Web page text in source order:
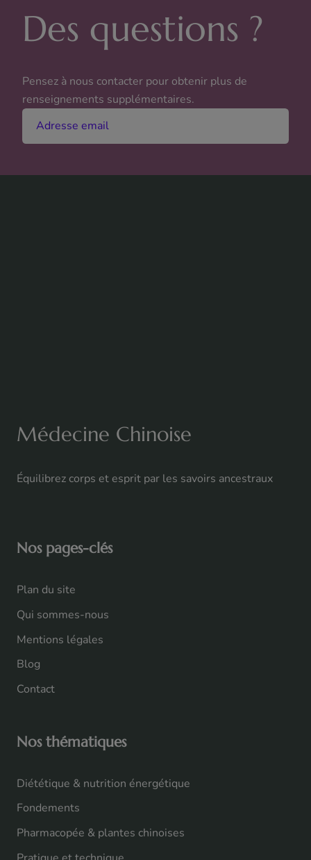
Des questions ?
Pensez à nous contacter pour obtenir plus de
renseignements supplémentaires.
Adresse email
Médecine Chinoise
Équilibrez corps et esprit par les savoirs ancestraux
Nos pages-clés
Plan du site
Qui sommes-nous
Mentions légales
Blog
Contact
Nos thématiques
Diététique & nutrition énergétique
Fondements
Pharmacopée & plantes chinoises